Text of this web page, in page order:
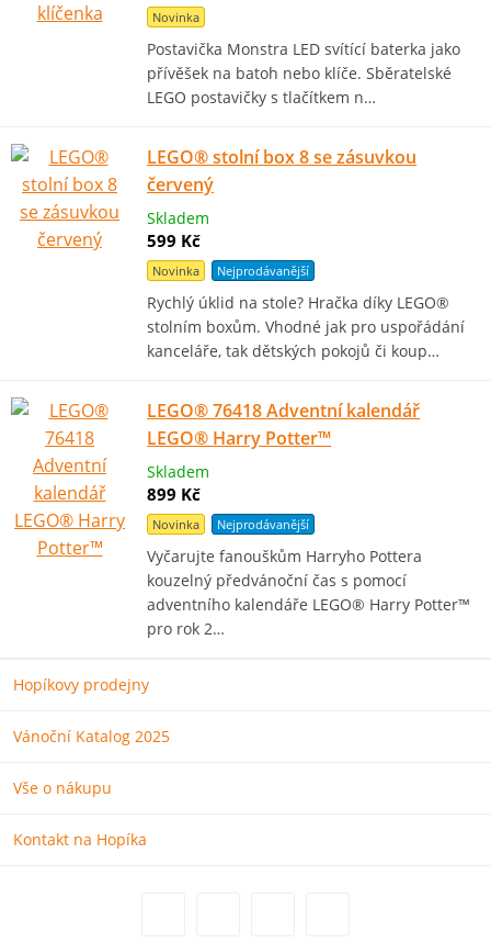
Novinka
Postavička Monstra LED svítící baterka jako
přívěšek na batoh nebo klíče. Sběratelské
LEGO postavičky s tlačítkem n…
LEGO® stolní box 8 se zásuvkou
červený
Skladem
599 Kč
Novinka Nejprodávanější
Rychlý úklid na stole? Hračka díky LEGO®
stolním boxům. Vhodné jak pro uspořádání
kanceláře, tak dětských pokojů či koup…
LEGO® 76418 Adventní kalendář
LEGO® Harry Potter™
Skladem
899 Kč
Novinka Nejprodávanější
Vyčarujte fanouškům Harryho Pottera
kouzelný předvánoční čas s pomocí
adventního kalendáře LEGO® Harry Potter™
pro rok 2…
Hopíkovy prodejny
Vánoční Katalog 2025
Vše o nákupu
Kontakt na Hopíka